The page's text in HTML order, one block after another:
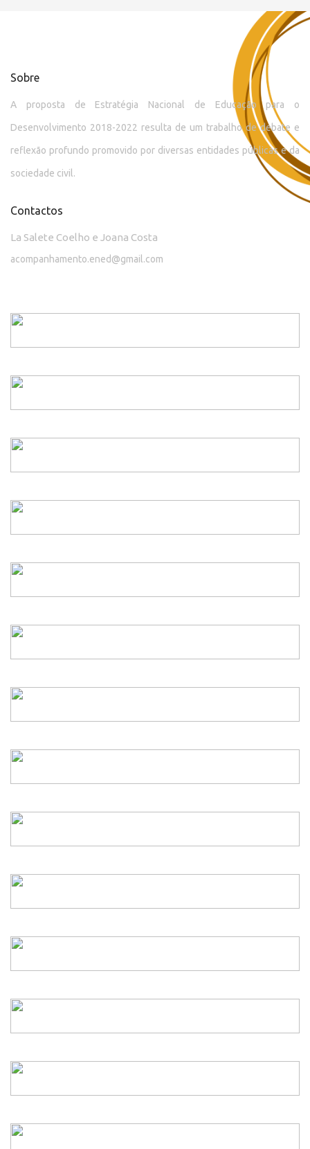
Sobre
A proposta de Estratégia Nacional de Educação para o
Desenvolvimento 2018-2022 resulta de um trabalho de debate e
reflexão profundo promovido por diversas entidades públicas e da
sociedade civil.
Contactos
La Salete Coelho e Joana Costa
acompanhamento.ened@gmail.com